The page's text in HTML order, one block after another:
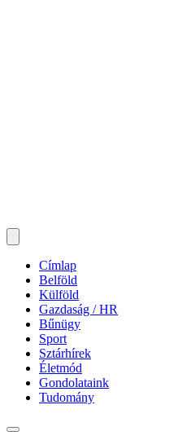
Címlap
Belföld
Külföld
Gazdaság / HR
Bűnügy
Sport
Sztárhírek
Életmód
Gondolataink
Tudomány